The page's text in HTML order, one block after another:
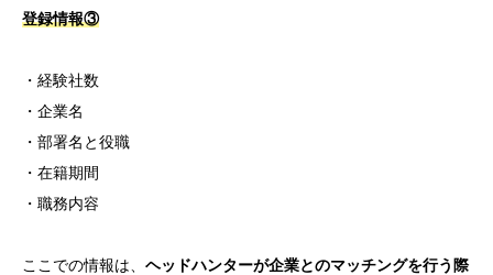
登録情報③
・経験社数
・企業名
・部署名と役職
・在籍期間
・職務内容
ここでの情報は、 ヘッドハンターが企業とのマッチングを行う際